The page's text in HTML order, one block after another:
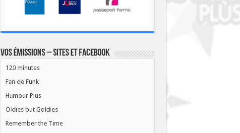
Vos émissions – Sites et Facebook
120 minutes
Fan de Funk
Humour Plus
Oldies but Goldies
Remember the Time